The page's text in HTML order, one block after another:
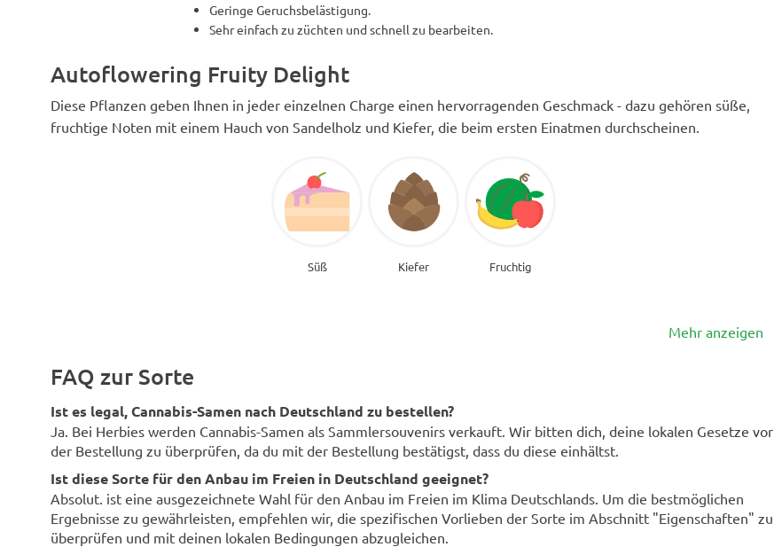
Geringe Geruchsbelästigung.
Sehr einfach zu züchten und schnell zu bearbeiten.
Autoflowering Fruity Delight
Diese Pflanzen geben Ihnen in jeder einzelnen Charge einen hervorragenden Geschmack - dazu gehören süße,
fruchtige Noten mit einem Hauch von Sandelholz und Kiefer, die beim ersten Einatmen durchscheinen.
Süß Kiefer Fruchtig
Mehr anzeigen
FAQ zur Sorte
Ist es legal, Cannabis-Samen nach Deutschland zu bestellen?
Ja. Bei Herbies werden Cannabis-Samen als Sammlersouvenirs verkauft. Wir bitten dich, deine lokalen Gesetze vor
der Bestellung zu überprüfen, da du mit der Bestellung bestätigst, dass du diese einhältst.
Ist diese Sorte für den Anbau im Freien in Deutschland geeignet?
Absolut. ist eine ausgezeichnete Wahl für den Anbau im Freien im Klima Deutschlands. Um die bestmöglichen
Ergebnisse zu gewährleisten, empfehlen wir, die spezifischen Vorlieben der Sorte im Abschnitt "Eigenschaften" zu
überprüfen und mit deinen lokalen Bedingungen abzugleichen.